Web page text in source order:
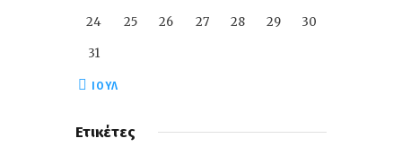
24 25 26 27 28 29 30
31
« ΙΟΎΛ
Ετικέτες